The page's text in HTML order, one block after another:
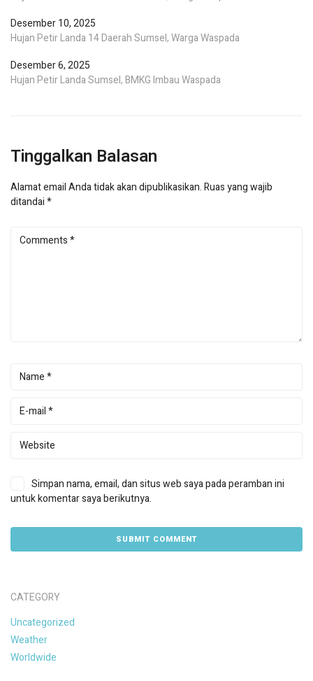
Desember 10, 2025
Hujan Petir Landa 14 Daerah Sumsel, Warga Waspada
Desember 6, 2025
Hujan Petir Landa Sumsel, BMKG Imbau Waspada
Tinggalkan Balasan
Alamat email Anda tidak akan dipublikasikan.Ruas yang wajib
ditandai*
Simpan nama, email, dan situs web saya pada peramban ini
untuk komentar saya berikutnya.
CATEGORY
Uncategorized
Weather
Worldwide